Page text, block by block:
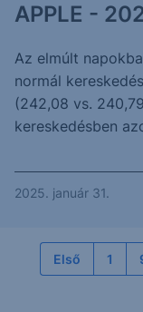
APPLE -
Az elmúlt
normál
(242,08 vs.
kereskedésben
2025. január 31.
Első 1